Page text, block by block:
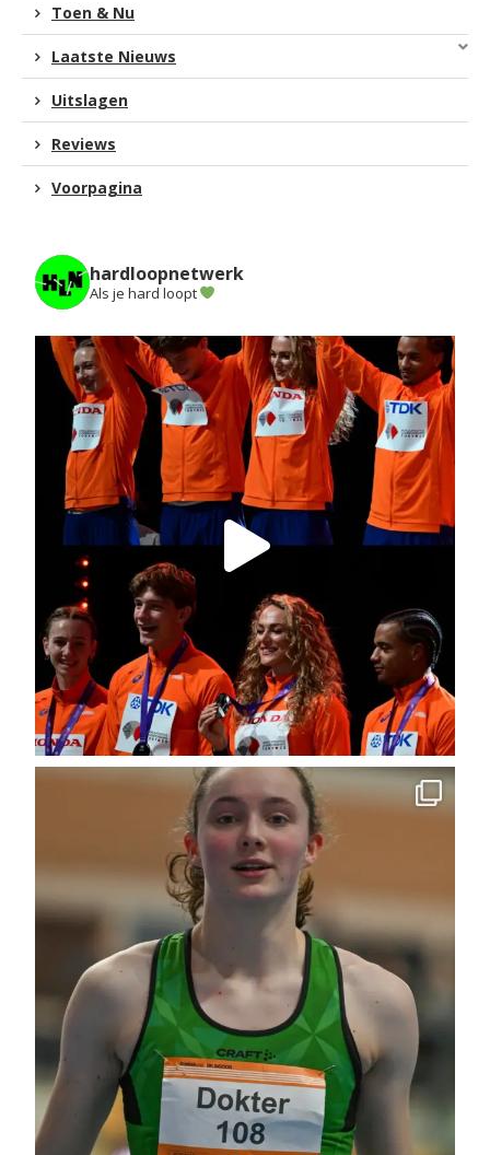
Toen & Nu
Laatste Nieuws
Uitslagen
Reviews
Voorpagina
hardloopnetwerk
Als je hard loopt